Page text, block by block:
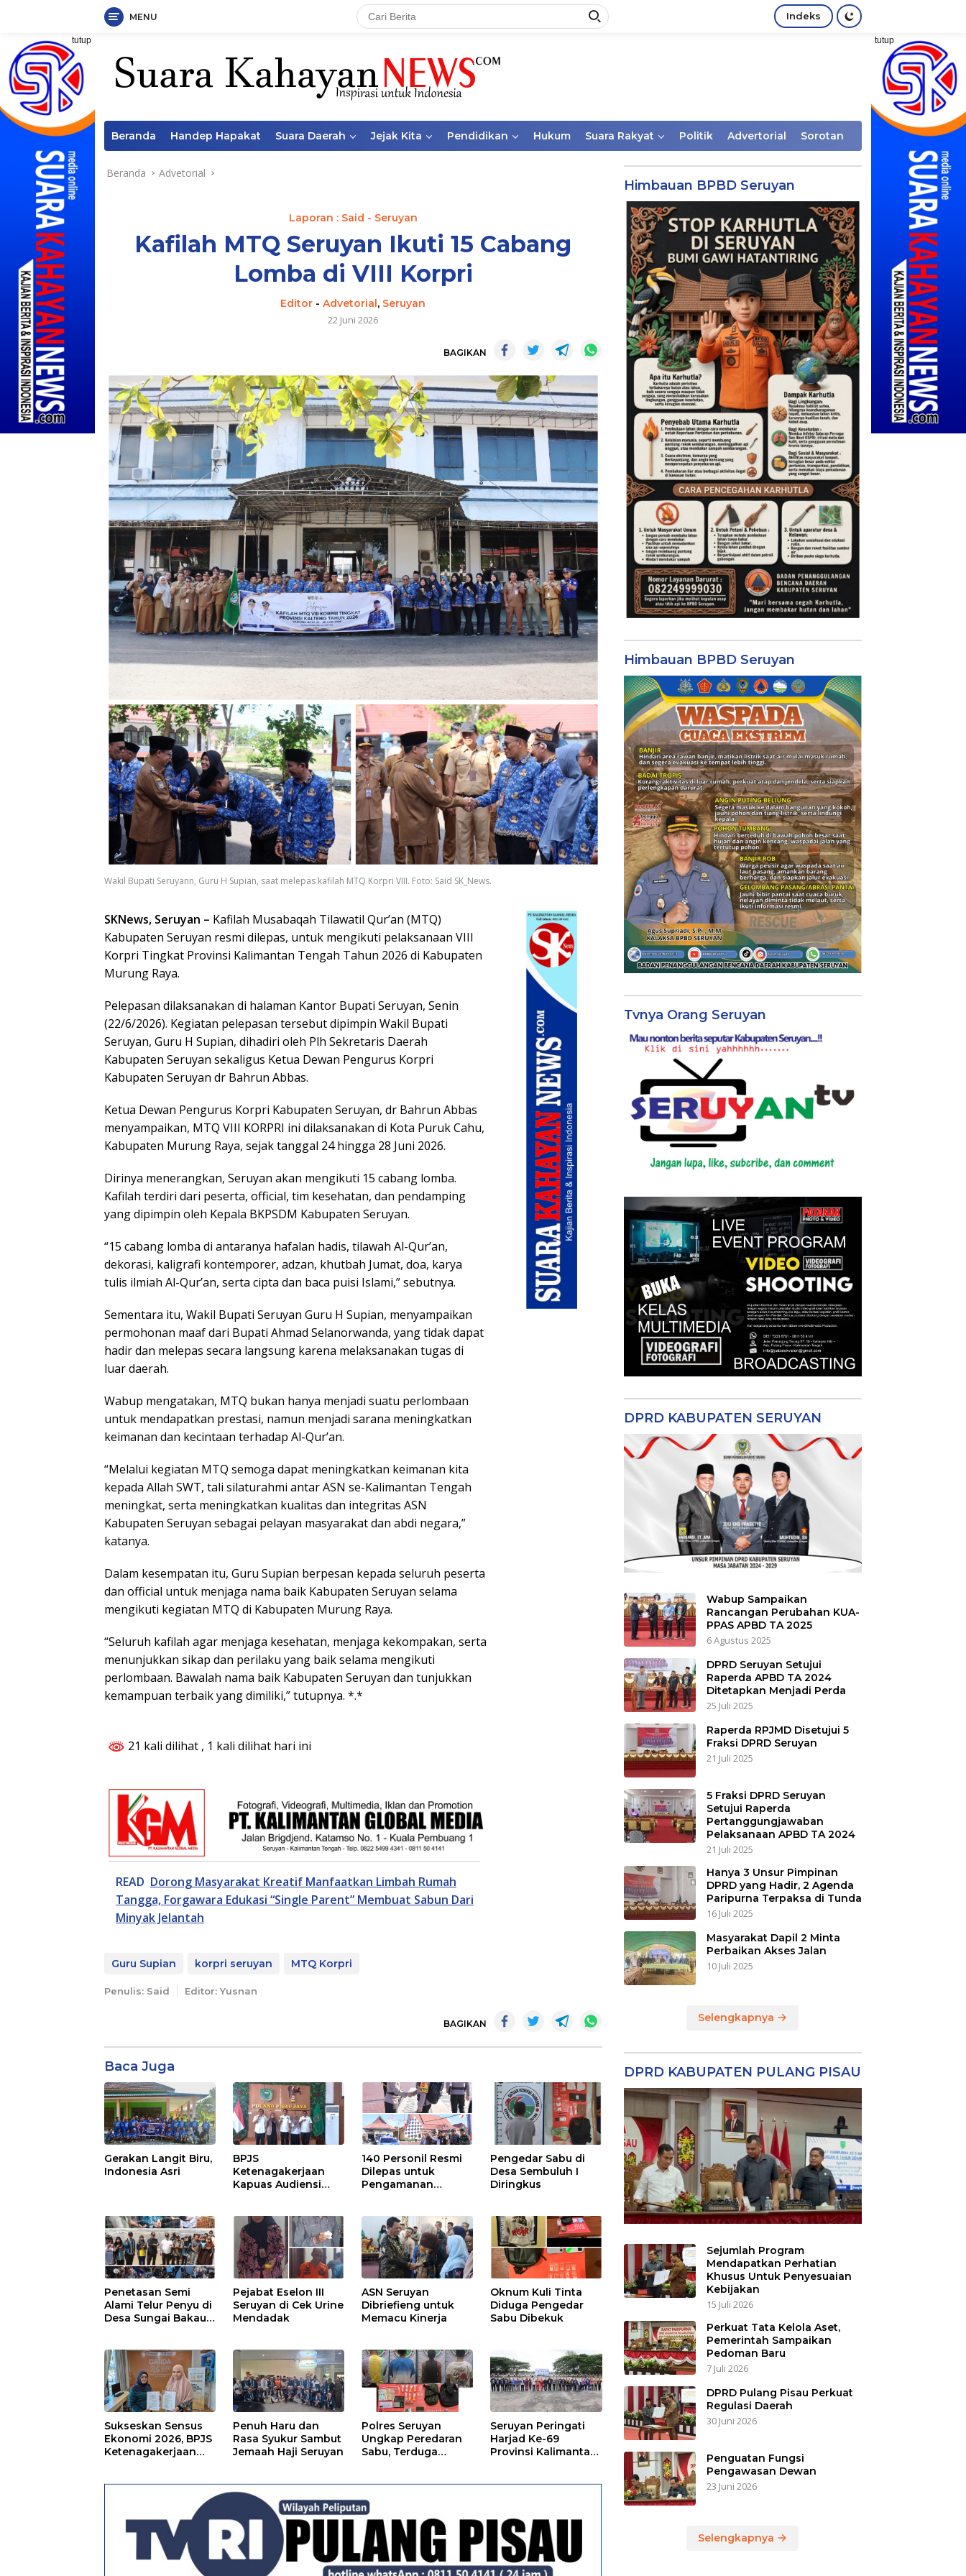
Langsung
konten
MENU Indeks
tutup tutup
Beranda Handep Hapakat Suara Daerah Jejak Kita Pendidikan Hukum Suara Rakyat Politik Advertorial Sorotan
Beranda Advetorial
Laporan : Said - Seruyan
Kafilah MTQ Seruyan Ikuti 15 Cabang
Lomba di VIII Korpri
Editor -Advetorial, Seruyan
22 Juni 2026
BAGIKAN
Wakil Bupati Seruyann, Guru H Supian, saat melepas kafilah MTQ Korpri VIII. Foto: Said SK_News.
SKNews, Seruyan – Kafilah Musabaqah Tilawatil Qur’an (MTQ)
Kabupaten Seruyan resmi dilepas, untuk mengikuti pelaksanaan VIII
Korpri Tingkat Provinsi Kalimantan Tengah Tahun 2026 di Kabupaten
Murung Raya.
Pelepasan dilaksanakan di halaman Kantor Bupati Seruyan, Senin
(22/6/2026). Kegiatan pelepasan tersebut dipimpin Wakil Bupati
Seruyan, Guru H Supian, dihadiri oleh Plh Sekretaris Daerah
Kabupaten Seruyan sekaligus Ketua Dewan Pengurus Korpri
Kabupaten Seruyan dr Bahrun Abbas.
Ketua Dewan Pengurus Korpri Kabupaten Seruyan, dr Bahrun Abbas
menyampaikan, MTQ VIII KORPRI ini dilaksanakan di Kota Puruk Cahu,
Kabupaten Murung Raya, sejak tanggal 24 hingga 28 Juni 2026.
Dirinya menerangkan, Seruyan akan mengikuti 15 cabang lomba.
Kafilah terdiri dari peserta, official, tim kesehatan, dan pendamping
yang dipimpin oleh Kepala BKPSDM Kabupaten Seruyan.
“15 cabang lomba di antaranya hafalan hadis, tilawah Al-Qur’an,
dekorasi, kaligrafi kontemporer, adzan, khutbah Jumat, doa, karya
tulis ilmiah Al-Qur’an, serta cipta dan baca puisi Islami,” sebutnya.
Sementara itu, Wakil Bupati Seruyan Guru H Supian, menyampaikan
permohonan maaf dari Bupati Ahmad Selanorwanda, yang tidak dapat
hadir dan melepas secara langsung karena melaksanakan tugas di
luar daerah.
Wabup mengatakan, MTQ bukan hanya menjadi suatu perlombaan
untuk mendapatkan prestasi, namun menjadi sarana meningkatkan
keimanan dan kecintaan terhadap Al-Qur’an.
“Melalui kegiatan MTQ semoga dapat meningkatkan keimanan kita
kepada Allah SWT, tali silaturahmi antar ASN se-Kalimantan Tengah
meningkat, serta meningkatkan kualitas dan integritas ASN
Kabupaten Seruyan sebagai pelayan masyarakat dan abdi negara,”
katanya.
Dalam kesempatan itu, Guru Supian berpesan kepada seluruh peserta
dan official untuk menjaga nama baik Kabupaten Seruyan selama
mengikuti kegiatan MTQ di Kabupaten Murung Raya.
“Seluruh kafilah agar menjaga kesehatan, menjaga kekompakan, serta
menunjukkan sikap dan perilaku yang baik selama mengikuti
perlombaan. Bawalah nama baik Kabupaten Seruyan dan tunjukkan
kemampuan terbaik yang dimiliki,” tutupnya. *.*
21 kali dilihat , 1 kali dilihat hari ini
READ Dorong Masyarakat Kreatif Manfaatkan Limbah Rumah
Tangga, Forgawara Edukasi “Single Parent” Membuat Sabun Dari
Minyak Jelantah
Guru Supian korpri seruyan MTQ Korpri
Penulis: Said Editor: Yusnan
BAGIKAN
Baca Juga
Gerakan Langit Biru,
Indonesia Asri
BPJS
Ketenagakerjaan
Kapuas Audiensi
Kepesertaan PKBU,
Ekosistem Desa, dan
Pekerja Rentan
140 Personil Resmi
Dilepas untuk
Pengamanan
Pengedar Sabu di
Desa Sembuluh I
Diringkus
Penetasan Semi
Alami Telur Penyu di
Desa Sungai Bakau
Pejabat Eselon III
Seruyan di Cek Urine
Mendadak
ASN Seruyan
Dibriefieng untuk
Memacu Kinerja
Oknum Kuli Tinta
Diduga Pengedar
Sabu Dibekuk
Sukseskan Sensus
Ekonomi 2026, BPJS
Ketenagakerjaan
Penuh Haru dan
Rasa Syukur Sambut
Jemaah Haji Seruyan
Polres Seruyan
Ungkap Peredaran
Sabu, Terduga
Seruyan Peringati
Harjad Ke-69
Provinsi Kalimantan
Himbauan BPBD Seruyan
Himbauan BPBD Seruyan
Tvnya Orang Seruyan
DPRD KABUPATEN SERUYAN
Wabup Sampaikan
Rancangan Perubahan KUA-
PPAS APBD TA 2025
6 Agustus 2025
DPRD Seruyan Setujui
Raperda APBD TA 2024
Ditetapkan Menjadi Perda
25 Juli 2025
Raperda RPJMD Disetujui 5
Fraksi DPRD Seruyan
21 Juli 2025
5 Fraksi DPRD Seruyan
Setujui Raperda
Pertanggungjawaban
Pelaksanaan APBD TA 2024
21 Juli 2025
Hanya 3 Unsur Pimpinan
DPRD yang Hadir, 2 Agenda
Paripurna Terpaksa di Tunda
16 Juli 2025
Masyarakat Dapil 2 Minta
Perbaikan Akses Jalan
10 Juli 2025
Selengkapnya
DPRD KABUPATEN PULANG PISAU
Sejumlah Program
Mendapatkan Perhatian
Khusus Untuk Penyesuaian
Kebijakan
15 Juli 2026
Perkuat Tata Kelola Aset,
Pemerintah Sampaikan
Pedoman Baru
7 Juli 2026
DPRD Pulang Pisau Perkuat
Regulasi Daerah
30 Juni 2026
Penguatan Fungsi
Pengawasan Dewan
23 Juni 2026
Selengkapnya